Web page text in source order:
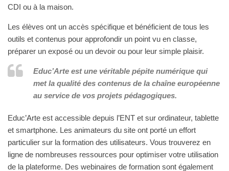
CDI ou à la maison.
Les élèves ont un accès spécifique et bénéficient de tous les
outils et contenus pour approfondir un point vu en classe,
préparer un exposé ou un devoir ou pour leur simple plaisir.
Educ’Arte est une véritable pépite numérique qui
met la qualité des contenus de la chaîne européenne
au service de vos projets pédagogiques.
Educ’Arte est accessible depuis l’ENT et sur ordinateur, tablette
et smartphone. Les animateurs du site ont porté un effort
particulier sur la formation des utilisateurs. Vous trouverez en
ligne de nombreuses ressources pour optimiser votre utilisation
de la plateforme. Des webinaires de formation sont également